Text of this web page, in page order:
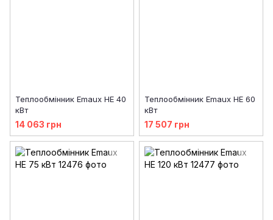
Теплообмінник Emaux HE 40
кВт
14 063 грн
Теплообмінник Emaux HE 60
кВт
17 507 грн